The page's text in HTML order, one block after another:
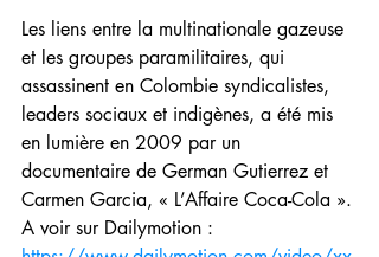
Les liens entre la multinationale gazeuse
et les groupes paramilitaires, qui
assassinent en Colombie syndicalistes,
leaders sociaux et indigènes, a été mis
en lumière en 2009 par un
documentaire de German Gutierrez et
Carmen Garcia, « L’Affaire Coca-Cola ».
A voir sur Dailymotion :